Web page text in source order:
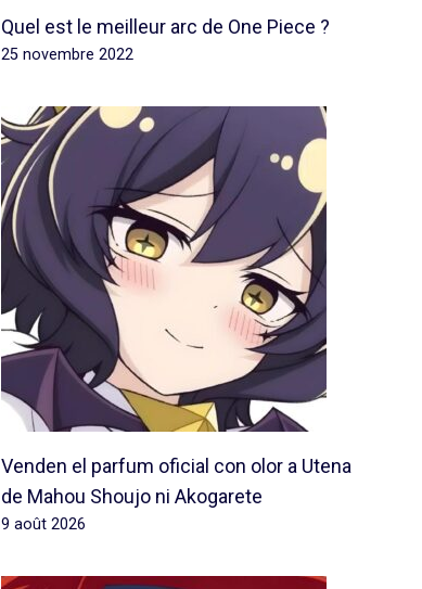
Quel est le meilleur arc de One Piece ?
25 novembre 2022
Venden el parfum oficial con olor a Utena
de Mahou Shoujo ni Akogarete
9 août 2026